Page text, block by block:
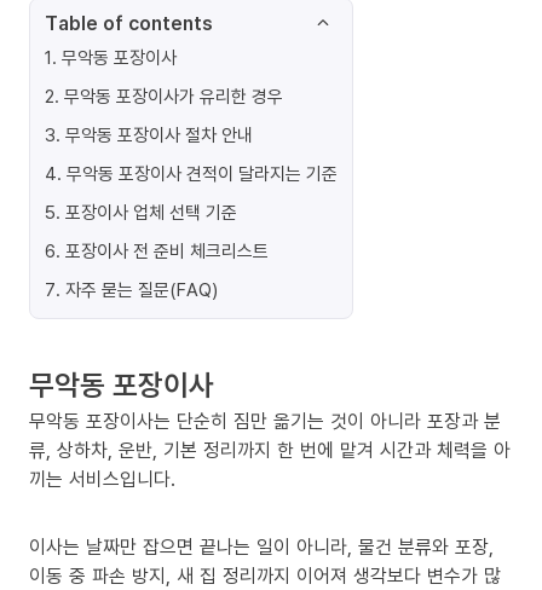
Table of contents
1. 무악동 포장이사
2. 무악동 포장이사가 유리한 경우
3. 무악동 포장이사 절차 안내
4. 무악동 포장이사 견적이 달라지는 기준
5. 포장이사 업체 선택 기준
6. 포장이사 전 준비 체크리스트
7. 자주 묻는 질문(FAQ)
무악동 포장이사
무악동 포장이사는 단순히 짐만 옮기는 것이 아니라 포장과 분
류, 상하차, 운반, 기본 정리까지 한 번에 맡겨 시간과 체력을 아
끼는 서비스입니다.
이사는 날짜만 잡으면 끝나는 일이 아니라, 물건 분류와 포장,
이동 중 파손 방지, 새 집 정리까지 이어져 생각보다 변수가 많